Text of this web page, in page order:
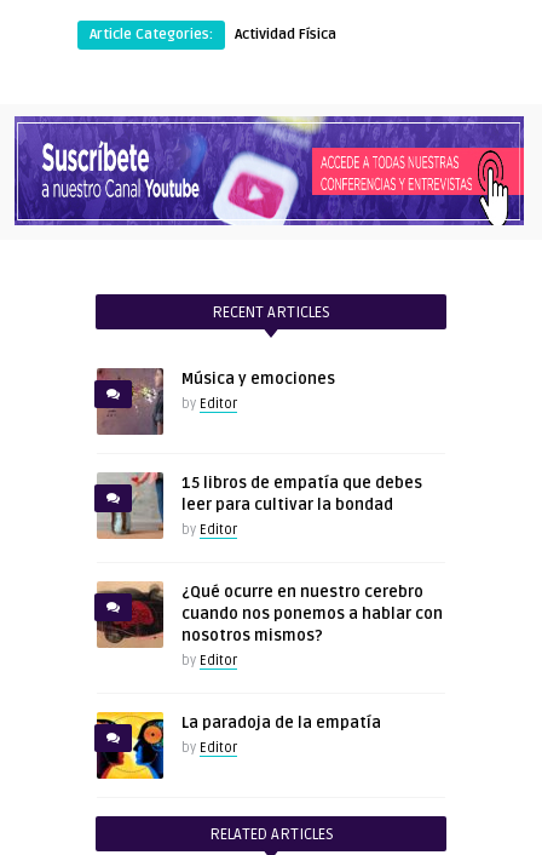
Article Categories: Actividad Física
RECENT ARTICLES
Música y emociones
by Editor
15 libros de empatía que debes
leer para cultivar la bondad
by Editor
¿Qué ocurre en nuestro cerebro
cuando nos ponemos a hablar con
nosotros mismos?
by Editor
La paradoja de la empatía
by Editor
RELATED ARTICLES